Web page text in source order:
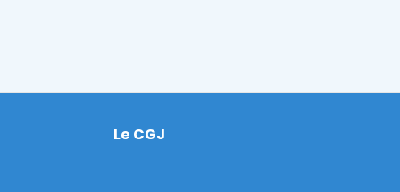
Footer
Le CGJ